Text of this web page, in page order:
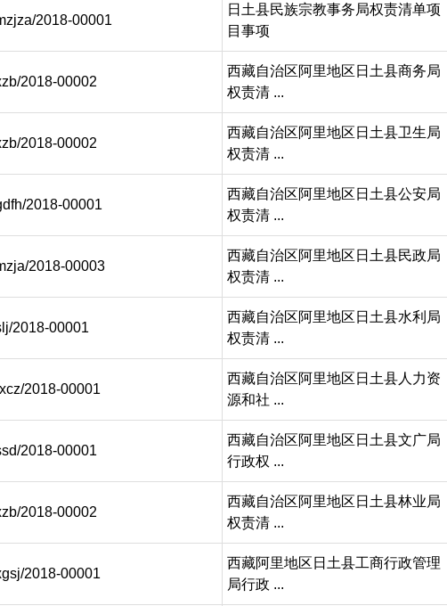
2018-00001
日土县民族宗教事务局权责清单项
目事项
2018-00002
西藏自治区阿里地区日土县商务局
权责清 ...
2018-00002
西藏自治区阿里地区日土县卫生局
权责清 ...
2018-00001
西藏自治区阿里地区日土县公安局
权责清 ...
2018-00003
西藏自治区阿里地区日土县民政局
权责清 ...
2018-00001
西藏自治区阿里地区日土县水利局
权责清 ...
2018-00001
西藏自治区阿里地区日土县人力资
源和社 ...
2018-00001
西藏自治区阿里地区日土县文广局
行政权 ...
2018-00002
西藏自治区阿里地区日土县林业局
权责清 ...
2018-00001
西藏阿里地区日土县工商行政管理
局行政 ...